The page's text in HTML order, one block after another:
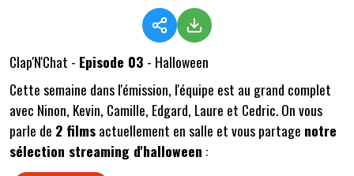
Clap'N'Chat - Episode 03 - Halloween
Cette semaine dans l'émission, l'équipe est au grand complet
avec Ninon, Kevin, Camille, Edgard, Laure et Cedric. On vous
parle de 2 filmsactuellement en salle et vous partage notre
sélection streaming d'halloween :